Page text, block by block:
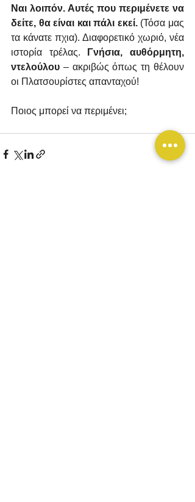
Ναι λοιπόν. Αυτές που περιμένετε να
δείτε, θα είναι και πάλι εκεί. (Τόσα μας
τα κάνατε πχια). Διαφορετικό χωριό, νέα
ιστορία τρέλας.
Γνήσια, αυθόρμητη,
ντελούλου – ακριβώς όπως τη θέλουν
οι Πλατσουρίστες απανταχού!
Ποιος μπορεί να περιμένει;